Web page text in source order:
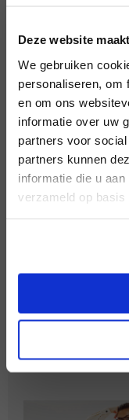
Deze website
We gebruiken
personaliseren, om
en om ons
informatie over uw
partners voor
partners kunnen
informatie die u
verzameld op basis
Password
DON’T
Mos Mosh
BRAND